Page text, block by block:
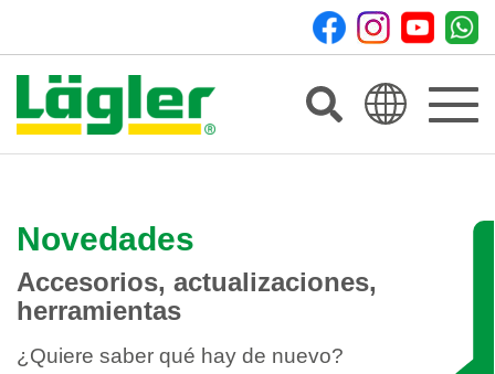
Toggle
Novedades
Accesorios, actualizaciones,
herramientas
¿Quiere saber qué hay de nuevo?